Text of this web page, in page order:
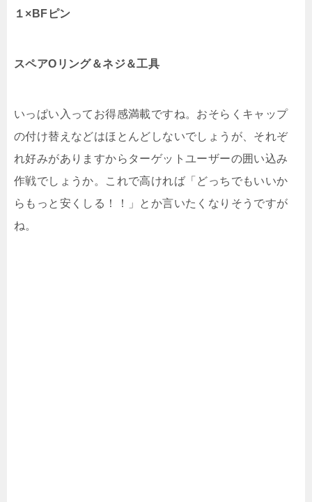
１×BFピン
スペアOリング＆ネジ＆工具
いっぱい入ってお得感満載ですね。おそらくキャップ
の付け替えなどはほとんどしないでしょうが、それぞ
れ好みがありますからターゲットユーザーの囲い込み
作戦でしょうか。これで高ければ「どっちでもいいか
らもっと安くしる！！」とか言いたくなりそうですが
ね。